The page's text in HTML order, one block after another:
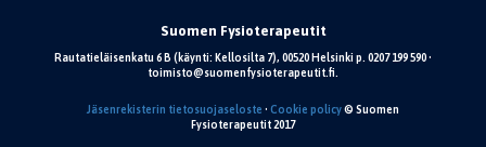
Suomen Fysioterapeutit
Rautatieläisenkatu 6 B (käynti: Kellosilta 7), 00520 Helsinki p. 0207 199 590 •
toimisto@suomenfysioterapeutit.fi.
Jäsenrekisterin tietosuojaseloste • Cookie policy© Suomen
Fysioterapeutit 2017